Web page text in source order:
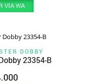
VIA WA
DOBBY
23354-B